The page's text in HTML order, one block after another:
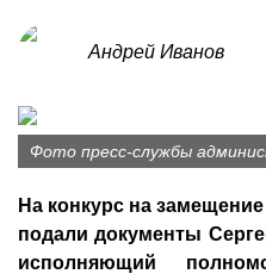
Андрей Иванов
Фото пресс-службы
На конкурс на
подали документы
исполняющий